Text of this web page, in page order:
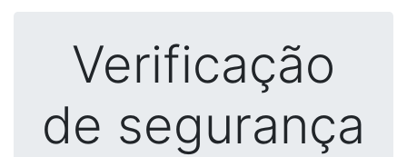
Verificação
de segurança